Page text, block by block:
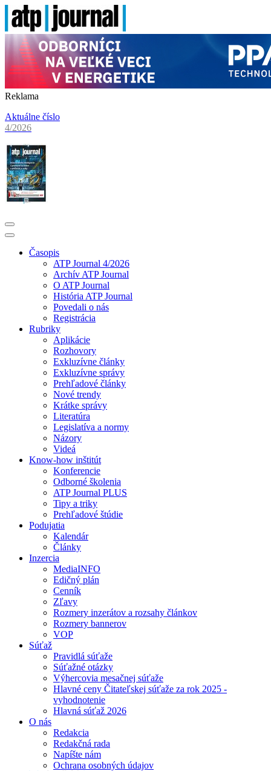
Reklama
Aktuálne číslo
4/2026
Časopis
ATP Journal 4/2026
Archív ATP Journal
O ATP Journal
História ATP Journal
Povedali o nás
Registrácia
Rubriky
Aplikácie
Rozhovory
Exkluzívne články
Exkluzívne správy
Prehľadové články
Nové trendy
Krátke správy
Literatúra
Legislatíva a normy
Názory
Videá
Know-how inštitút
Konferencie
Odborné školenia
ATP Journal PLUS
Tipy a triky
Prehľadové štúdie
Podujatia
Kalendár
Články
Inzercia
MediaINFO
Edičný plán
Cenník
Zľavy
Rozmery inzerátov a rozsahy článkov
Rozmery bannerov
VOP
Súťaž
Pravidlá súťaže
Súťažné otázky
Výhercovia mesačnej súťaže
Hlavné ceny Čitateľskej súťaže za rok 2025 -
vyhodnotenie
Hlavná súťaž 2026
O nás
Redakcia
Redakčná rada
Napíšte nám
Ochrana osobných údajov